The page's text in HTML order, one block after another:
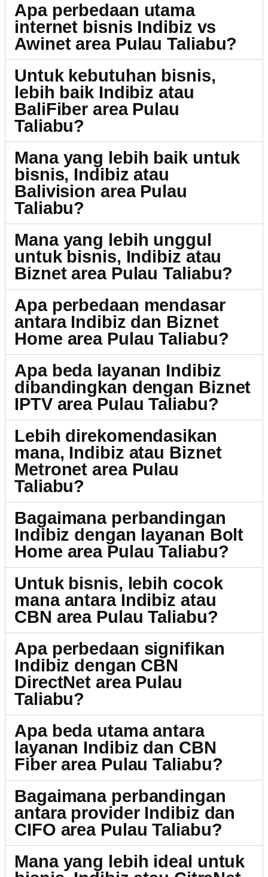
Apa perbedaan utama
internet bisnis Indibiz vs
Awinet area Pulau Taliabu?
Untuk kebutuhan bisnis,
lebih baik Indibiz atau
BaliFiber area Pulau
Taliabu?
Mana yang lebih baik untuk
bisnis, Indibiz atau
Balivision area Pulau
Taliabu?
Mana yang lebih unggul
untuk bisnis, Indibiz atau
Biznet area Pulau Taliabu?
Apa perbedaan mendasar
antara Indibiz dan Biznet
Home area Pulau Taliabu?
Apa beda layanan Indibiz
dibandingkan dengan Biznet
IPTV area Pulau Taliabu?
Lebih direkomendasikan
mana, Indibiz atau Biznet
Metronet area Pulau
Taliabu?
Bagaimana perbandingan
Indibiz dengan layanan Bolt
Home area Pulau Taliabu?
Untuk bisnis, lebih cocok
mana antara Indibiz atau
CBN area Pulau Taliabu?
Apa perbedaan signifikan
Indibiz dengan CBN
DirectNet area Pulau
Taliabu?
Apa beda utama antara
layanan Indibiz dan CBN
Fiber area Pulau Taliabu?
Bagaimana perbandingan
antara provider Indibiz dan
CIFO area Pulau Taliabu?
Mana yang lebih ideal untuk